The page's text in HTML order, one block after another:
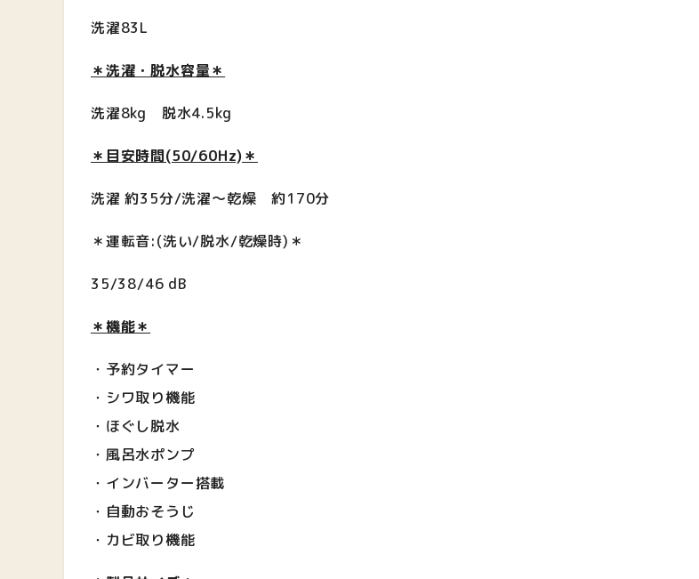
洗濯83L
＊洗濯・脱水容量＊
洗濯8kg 脱水4.5kg
＊目安時間(50/60Hz)＊
洗濯 約35分/洗濯〜乾燥 約170分
＊運転音:(洗い/脱水/乾燥時)＊
35/38/46 dB
＊機能＊
・予約タイマー
・シワ取り機能
・ほぐし脱水
・風呂水ポンプ
・インバーター搭載
・自動おそうじ
・カビ取り機能